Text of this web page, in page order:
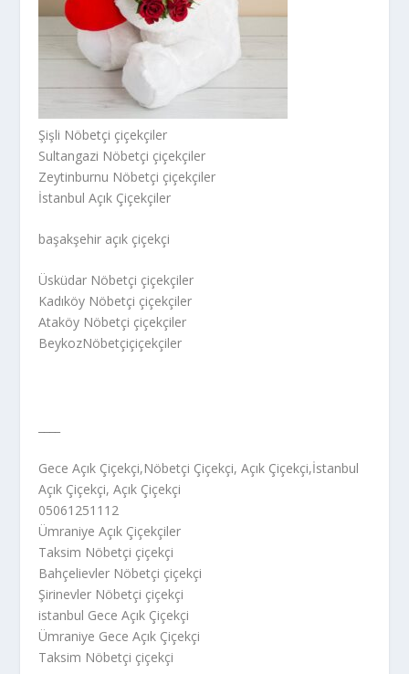
Şişli Nöbetçi çiçekçiler
Sultangazi Nöbetçi çiçekçiler
Zeytinburnu Nöbetçi çiçekçiler
İstanbul Açık Çiçekçiler
başakşehir açık çiçekçi
Üsküdar Nöbetçi çiçekçiler
Kadıköy Nöbetçi çiçekçiler
Ataköy Nöbetçi çiçekçiler
BeykozNöbetçiçiçekçiler
Gece Açık Çiçekçi,Nöbetçi Çiçekçi, Açık Çiçekçi,İstanbul
Açık Çiçekçi, Açık Çiçekçi
05061251112
Ümraniye Açık Çiçekçiler
Taksim Nöbetçi çiçekçi
Bahçelievler Nöbetçi çiçekçi
Şirinevler Nöbetçi çiçekçi
istanbul Gece Açık Çiçekçi
Ümraniye Gece Açık Çiçekçi
Taksim Nöbetçi çiçekçi